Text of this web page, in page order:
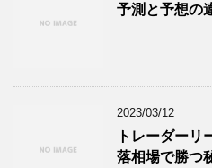
予測と予想の
2023/03/12
トレーダーリ
落相場で勝つ